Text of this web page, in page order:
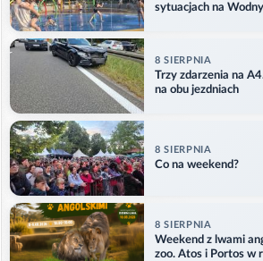
sytuacjach na
8 SIERPNIA
Trzy zdarzenia na
na obu jezdniach
8 SIERPNIA
Co na weekend?
8 SIERPNIA
Weekend z lwami
zoo. Atos i Portos w